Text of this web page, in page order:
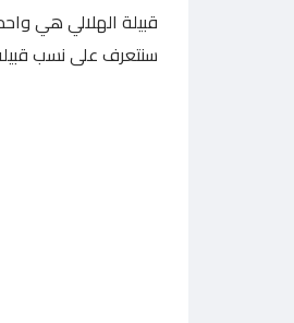
قبيلة الهلالي هي
سنتعرف على نسب